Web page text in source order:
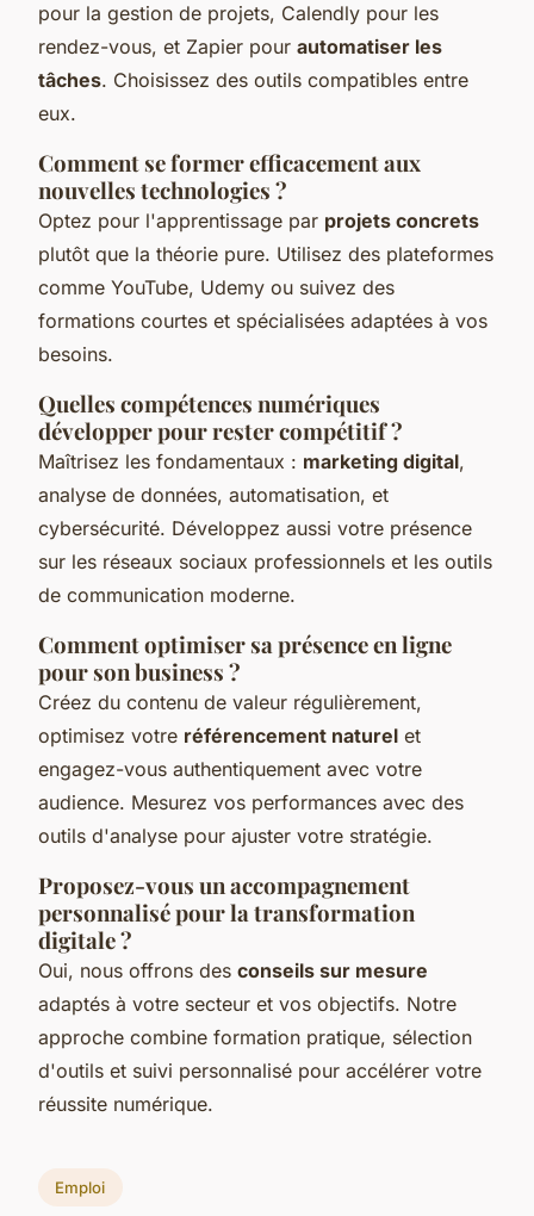
pour la gestion de projets, Calendly pour les
rendez-vous, et Zapier pour automatiser les
tâches. Choisissez des outils compatibles entre
eux.
Comment se former efficacement aux
nouvelles technologies ?
Optez pour l'apprentissage par projets concrets
plutôt que la théorie pure. Utilisez des plateformes
comme YouTube, Udemy ou suivez des
formations courtes et spécialisées adaptées à vos
besoins.
Quelles compétences numériques
développer pour rester compétitif ?
Maîtrisez les fondamentaux : marketing digital,
analyse de données, automatisation, et
cybersécurité. Développez aussi votre présence
sur les réseaux sociaux professionnels et les outils
de communication moderne.
Comment optimiser sa présence en ligne
pour son business ?
Créez du contenu de valeur régulièrement,
optimisez votre référencement naturel et
engagez-vous authentiquement avec votre
audience. Mesurez vos performances avec des
outils d'analyse pour ajuster votre stratégie.
Proposez-vous un accompagnement
personnalisé pour la transformation
digitale ?
Oui, nous offrons des conseils sur mesure
adaptés à votre secteur et vos objectifs. Notre
approche combine formation pratique, sélection
d'outils et suivi personnalisé pour accélérer votre
réussite numérique.
Emploi